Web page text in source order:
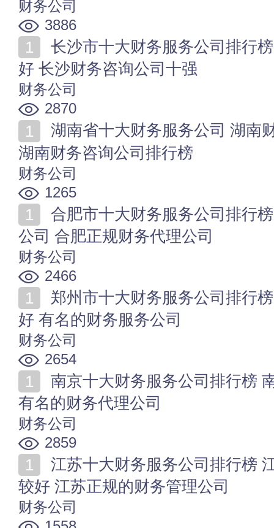
财务公司
3886
好 长沙财务咨询公司十强
财务公司
2870
湖南财务咨询公司排行榜
财务公司
1265
公司 合肥正规财务代理公司
财务公司
2466
好 有名的财务服务公司
财务公司
2654
有名的财务代理公司
财务公司
2859
较好 江苏正规的财务管理公司
财务公司